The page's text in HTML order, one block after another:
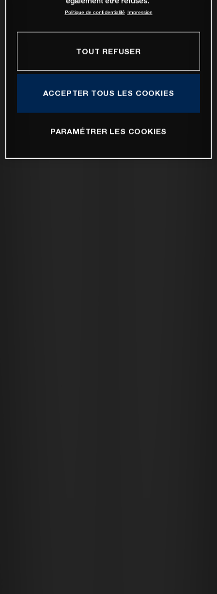
Politique de confidentialité Impression
TOUT REFUSER
ACCEPTER TOUS LES COOKIES
PARAMÉTRER LES COOKIES